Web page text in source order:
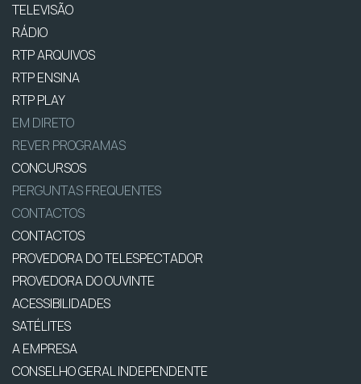
TELEVISÃO
RÁDIO
RTP ARQUIVOS
RTP ENSINA
RTP PLAY
EM DIRETO
REVER PROGRAMAS
CONCURSOS
PERGUNTAS FREQUENTES
CONTACTOS
CONTACTOS
PROVEDORA DO TELESPECTADOR
PROVEDORA DO OUVINTE
ACESSIBILIDADES
SATÉLITES
A EMPRESA
CONSELHO GERAL INDEPENDENTE